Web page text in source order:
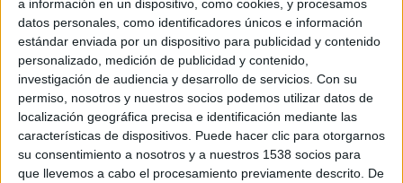
a información en un dispositivo, como cookies, y procesamos
datos personales, como identificadores únicos e información
estándar enviada por un dispositivo para publicidad y contenido
personalizado, medición de publicidad y contenido,
investigación de audiencia y desarrollo de servicios. Con su
permiso, nosotros y nuestros socios podemos utilizar datos de
localización geográfica precisa e identificación mediante las
características de dispositivos. Puede hacer clic para otorgarnos
su consentimiento a nosotros y a nuestros 1538 socios para
que llevemos a cabo el procesamiento previamente descrito. De
comercial. El concurso, que en su sexta edición anual lleva por título 'Tú y el
gurú 2', da la oportunidad a los concursantes de afianzar su experiencia en un
entorno muy similar a la realidad de nuestro sector profesional. Trabajando en
equipo y bajo la supervisión directa de algunos de los creativos publicitarios más
reconocidos del país, los jóvenes han desarrollado a lo largo de los últimos dos
meses una campaña sobre el briefing de un anunciante real, Cáritas.
Durante el acto, celebrado esta mañana en Madrid, ha quedado patente que la
industria publicitaria en España tiene una buena proyección, ya que los trabajos